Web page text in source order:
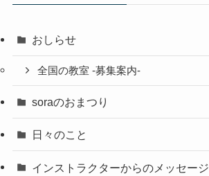
おしらせ
全国の教室 -募集案内-
soraのおまつり
日々のこと
インストラクターからのメッセージ